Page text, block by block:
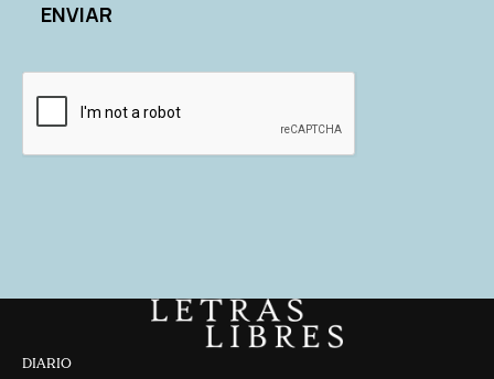
DIARIO